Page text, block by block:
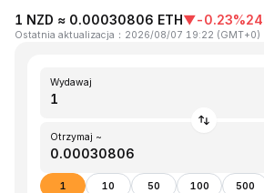
1 NZD ≈ 0.00030806 ETH▼-0.23%
Ostatnia aktualizacja ： 2026/08/07 19:22 (GMT+0)
Wydawaj
Otrzymaj ~
1 10 50 100 500